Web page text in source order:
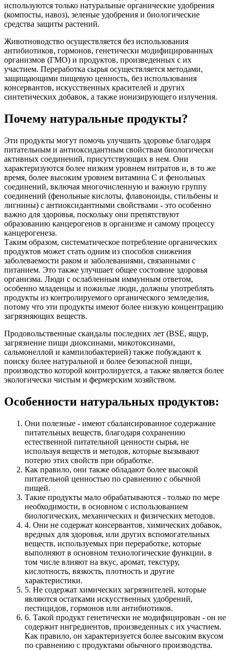
используются только натуральные органические удобрения
(компосты, навоз), зеленые удобрения и биологические
средства защиты растений.
Животноводство осуществляется без использования
антибиотиков, гормонов, генетически модифицированных
организмов (ГМО) и продуктов, произведенных с их
участием. Переработка сырья осуществляется методами,
защищающими пищевую ценность, без использования
консервантов, искусственных красителей и других
синтетических добавок, а также ионизирующего излучения.
Почему натуральные продукты?
Эти продукты могут помочь улучшить здоровье благодаря
питательным и антиоксидантным свойствам биологически
активных соединений, присутствующих в нем. Они
характеризуются более низким уровнем нитратов и, в то же
время, более высоким уровнем витамина С и фенольных
соединений, включая многочисленную и важную группу
соединений (фенольные кислоты, флавоноиды, стильбены и
лигнины) с антиоксидантными свойствами - это особенно
важно для здоровья, поскольку они препятствуют
образованию канцерогенов в организме и самому процессу
канцерогенеза.
Таким образом, систематическое потребление органических
продуктов может стать одним из способов снижения
заболеваемости раком и заболеваниями, связанными с
питанием. Это также улучшает общее состояние здоровья
организма. Люди с ослабленным иммунным ответом,
особенно младенцы и пожилые люди, должны употреблять
продукты из контролируемого органического земледелия,
потому что эти продукты имеют более низкую концентрацию
загрязняющих веществ.
Продовольственные скандалы последних лет (BSE, ящур,
загрязнение пищи диоксинами, микотоксинами,
сальмонеллой и кампилобактерией) также побуждают к
поиску более натуральной и более безопасной пищи,
производство которой контролируется, а также является более
экологически чистым и фермерским хозяйством.
Особенности натуральных продуктов:
Они полезные - имеют сбалансированное содержание
питательных веществ, благодаря сохранению
естественной питательной ценности сырья, не
используя веществ и методов, которые вызывают
потерю этих свойств при обработке.
Как правило, они также обладают более высокой
питательной ценностью по сравнению с обычной
пищей.
Такие продукты мало обрабатываются - только по мере
необходимости, в основном с использованием
биологических, механических и физических методов.
4. Они не содержат консервантов, химических добавок,
вредных для здоровья, или других вспомогательных
веществ, используемых при переработке, которые
выполняют в основном технологические функции, в
том числе влияют на вкус, аромат, текстуру,
кислотность, вязкость, плотность и другие
характеристики.
5. Не содержат химических загрязнителей, которые
являются остатками искусственных удобрений,
пестицидов, гормонов или антибиотиков.
6. Такой продукт генетически не модифицирован - он не
содержит ингредиентов, произведенных с их участием.
Как правило, он характеризуется более высоким вкусом
по сравнению с продуктами обычного производства.